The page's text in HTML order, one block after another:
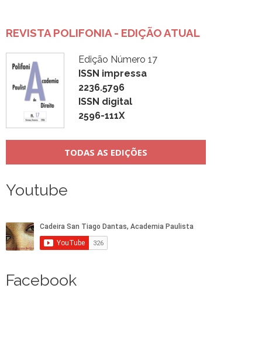
REVISTA POLIFONIA - EDIÇÃO ATUAL
Edição Número 17
ISSN impressa
2236.5796
ISSN digital
2596-111X
TODAS AS EDIÇÕES
Youtube
Facebook